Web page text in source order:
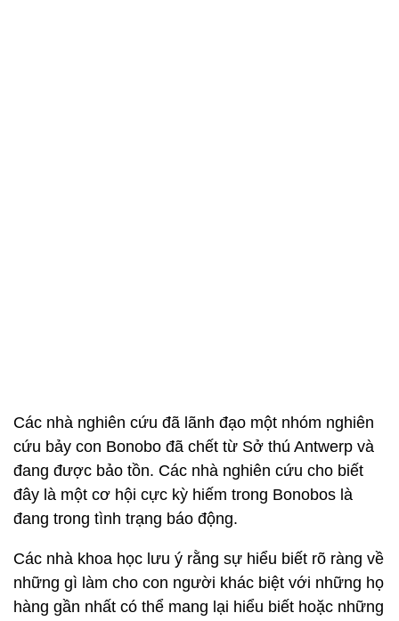
Các nhà nghiên cứu đã lãnh đạo một nhóm nghiên
cứu bảy con Bonobo đã chết từ Sở thú Antwerp và
đang được bảo tồn. Các nhà nghiên cứu cho biết
đây là một cơ hội cực kỳ hiếm trong Bonobos là
đang trong tình trạng báo động.
Các nhà khoa học lưu ý rằng sự hiểu biết rõ ràng về
những gì làm cho con người khác biệt với những họ
hàng gần nhất có thể mang lại hiểu biết hoặc những